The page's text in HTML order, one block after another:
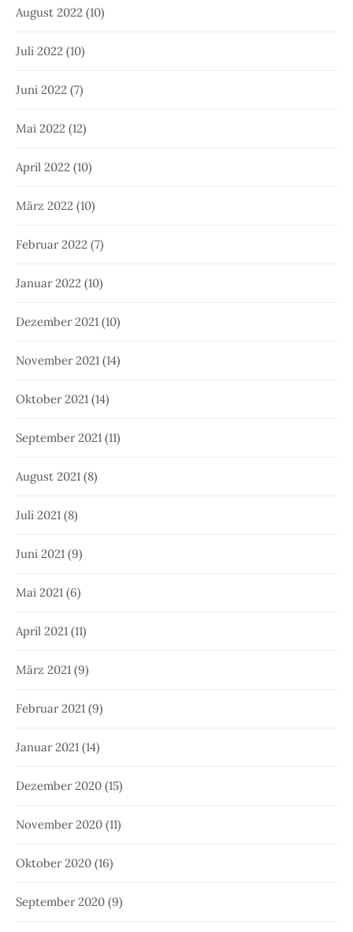
August 2022 (10)
Juli 2022 (10)
Juni 2022 (7)
Mai 2022 (12)
April 2022 (10)
März 2022 (10)
Februar 2022 (7)
Januar 2022 (10)
Dezember 2021 (10)
November 2021 (14)
Oktober 2021 (14)
September 2021 (11)
August 2021 (8)
Juli 2021 (8)
Juni 2021 (9)
Mai 2021 (6)
April 2021 (11)
März 2021 (9)
Februar 2021 (9)
Januar 2021 (14)
Dezember 2020 (15)
November 2020 (11)
Oktober 2020 (16)
September 2020 (9)